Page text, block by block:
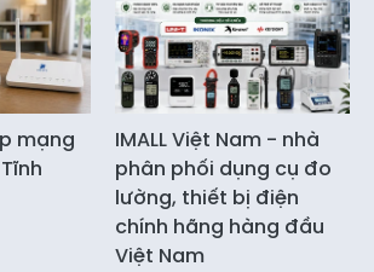
mạng
IMALL Việt Nam - nhà
phân phối dụng cụ đo
lường, thiết bị điện
chính hãng hàng đầu
Việt Nam